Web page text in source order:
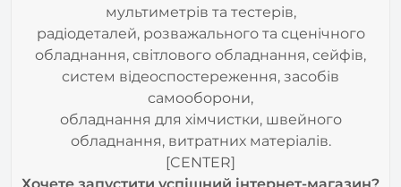
радіодеталей, розважального та сценічного
обладнання, світлового обладнання, сейфів,
систем відеоспостереження, засобів
обладнання для хімчистки, швейного
обладнання, витратних матеріалів.
Хочете запустити успішний інтернет-магазин?